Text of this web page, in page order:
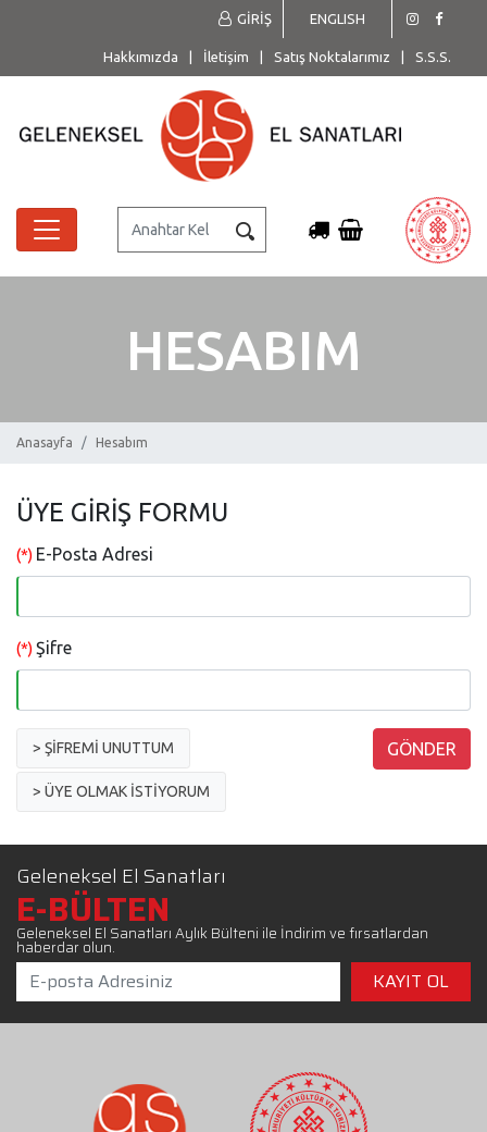
ENGLISH
GİRİŞ
Hakkımızda İletişim Satış Noktalarımız S.S.S.
HESABIM
Anasayfa Hesabım
ÜYE GİRİŞ FORMU
(*) E-Posta Adresi
(*) Şifre
> ŞİFREMİ UNUTTUM
> ÜYE OLMAK İSTİYORUM
Geleneksel El Sanatları
E-BÜLTEN
Geleneksel El Sanatları Aylık Bülteni ile İndirim ve fırsatlardan
haberdar olun.